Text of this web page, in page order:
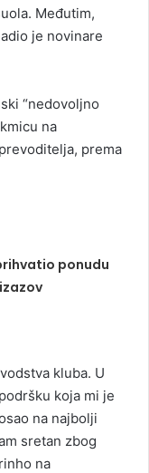
Međutim,
je novinare
“nedovoljno
na
prema
ponudu
kluba. U
koja mi je
na najbolji
sretan zbog
na